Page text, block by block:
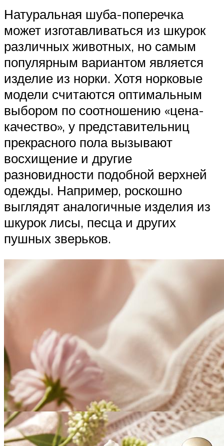
Натуральная шуба-поперечка
может изготавливаться из шкурок
различных животных, но самым
популярным вариантом является
изделие из норки. Хотя норковые
модели считаются оптимальным
выбором по соотношению «цена-
качество», у представительниц
прекрасного пола вызывают
восхищение и другие
разновидности подобной верхней
одежды. Например, роскошно
выглядят аналогичные изделия из
шкурок лисы, песца и других
пушных зверьков.